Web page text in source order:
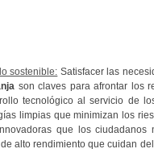
sostenible: Satisfacer las
son claves para afrontar los
tecnológico al servicio de
limpias que minimizan los
que los ciudadanos
alto rendimiento que cuidan